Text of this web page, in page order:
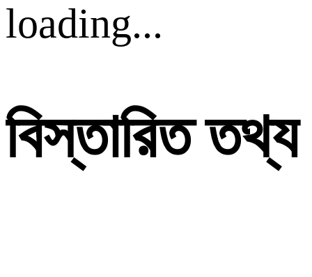
loading...
বিস্তারিত তথ্য